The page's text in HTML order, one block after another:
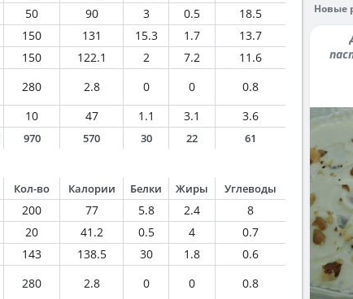
50 90 3 0.5
18.5
150 131 15.3 1.7
13.7
150 122.1 2 7.2
11.6
280 2.8 0 0
0.8
10 47 1.1 3.1
3.6
970 570 30 22 61
Кол-во Калории Белки Жиры Углеводы
200 77 5.8 2.4
8
20 41.2 0.5 4
0.7
143 138.5 30 1.8
0.6
280 2.8 0 0
0.8
Новые